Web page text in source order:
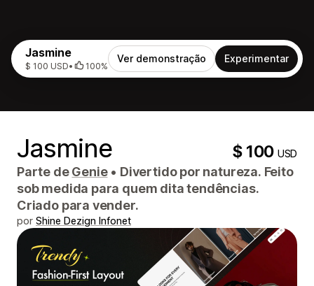
Jasmine
$ 100 USD• 100%
Ver demonstração Experimentar
Jasmine $ 100USD
Parte deGenie • Divertido por natureza. Feito
sob medida para quem dita tendências.
Criado para vender.
por Shine Dezign Infonet